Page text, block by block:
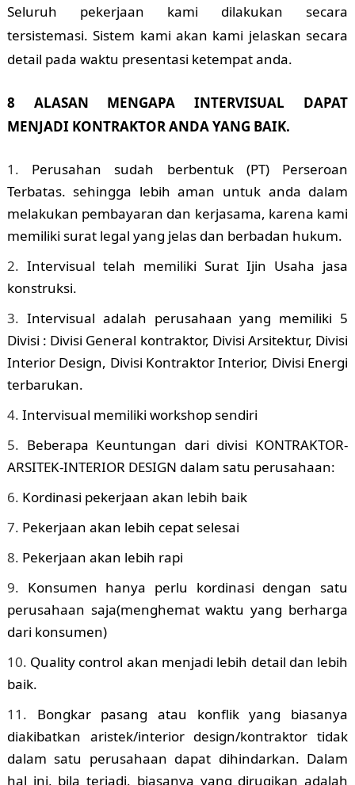
Seluruh pekerjaan kami dilakukan secara
tersistemasi. Sistem kami akan kami jelaskan secara
detail pada waktu presentasi ketempat anda.
8 ALASAN MENGAPA INTERVISUAL DAPAT
MENJADI KONTRAKTOR ANDA YANG BAIK.
Perusahan sudah berbentuk (PT) Perseroan
Terbatas. sehingga lebih aman untuk anda dalam
melakukan pembayaran dan kerjasama, karena kami
memiliki surat legal yang jelas dan berbadan hukum.
Intervisual telah memiliki Surat Ijin Usaha jasa
konstruksi.
Intervisual adalah perusahaan yang memiliki 5
Divisi : Divisi General kontraktor, Divisi Arsitektur, Divisi
Interior Design, Divisi Kontraktor Interior, Divisi Energi
terbarukan.
Intervisual memiliki workshop sendiri
Beberapa Keuntungan dari divisi KONTRAKTOR-
ARSITEK-INTERIOR DESIGN dalam satu perusahaan:
Kordinasi pekerjaan akan lebih baik
Pekerjaan akan lebih cepat selesai
Pekerjaan akan lebih rapi
Konsumen hanya perlu kordinasi dengan satu
perusahaan saja(menghemat waktu yang berharga
dari konsumen)
Quality control akan menjadi lebih detail dan lebih
baik.
Bongkar pasang atau konflik yang biasanya
diakibatkan aristek/interior design/kontraktor tidak
dalam satu perusahaan dapat dihindarkan. Dalam
hal ini, bila terjadi, biasanya yang dirugikan adalah